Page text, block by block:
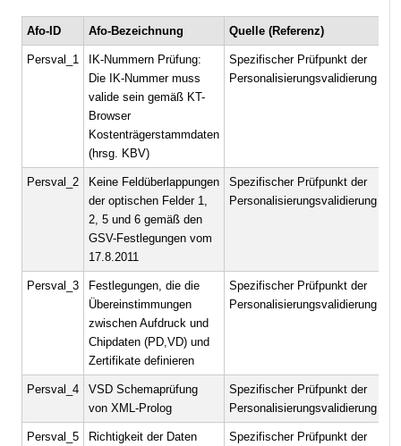
Afo-ID Afo-Bezeichnung Quelle (Referenz)
Persval_1
IK-Nummern Prüfung:
Die IK-Nummer muss
valide sein gemäß KT-
Browser
Kostenträgerstammdaten
(hrsg. KBV)
Spezifischer Prüfpunkt der
Personalisierungsvalidierung
Persval_2
Keine Feldüberlappungen
der optischen Felder 1,
2, 5 und 6 gemäß den
GSV-Festlegungen vom
17.8.2011
Spezifischer Prüfpunkt der
Personalisierungsvalidierung
Persval_3
Festlegungen, die die
Übereinstimmungen
zwischen Aufdruck und
Chipdaten (PD,VD) und
Zertifikate definieren
Spezifischer Prüfpunkt der
Personalisierungsvalidierung
Persval_4
VSD Schemaprüfung
von XML-Prolog
Spezifischer Prüfpunkt der
Personalisierungsvalidierung
Persval_5 Richtigkeit der Daten
Spezifischer Prüfpunkt der